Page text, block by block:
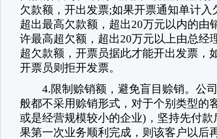
欠款额，开出发票;如果开票通知单计入
超出最高欠款额，超出20万元以内的由
许最高超欠额，超出20万元以上由总经
超欠款额，开票员据此才能开出发票，
开票员则拒开发票。
4.限制赊销额，避免盲目赊销。公
般都不采用赊销形式，对于个别类型的
或是经营规模较小的企业)，坚持先付款
果第一次业务顺利完成，则该客户以后